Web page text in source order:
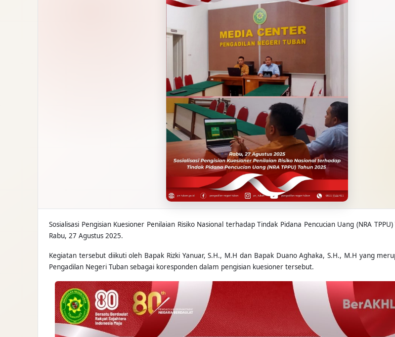
Sosialisasi Pengisian Kuesioner Penilaian Risiko Nasional terhadap Tindak Pidana Pencucian Uang (NRA
Rabu, 27 Agustus 2025.
Kegiatan tersebut diikuti oleh Bapak Rizki Yanuar, S.H., M.H dan Bapak Duano Aghaka, S.H., M.H yang
Pengadilan Negeri Tuban sebagai koresponden dalam pengisian kuesioner tersebut.